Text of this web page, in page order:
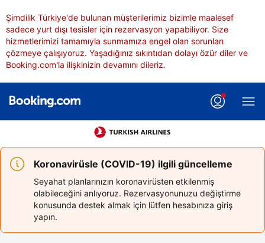
Şimdilik Türkiye'de bulunan müşterilerimiz bizimle maalesef
sadece yurt dışı tesisler için rezervasyon yapabiliyor. Size
hizmetlerimizi tamamıyla sunmamıza engel olan sorunları
çözmeye çalışıyoruz. Yaşadığınız sıkıntıdan dolayı özür diler ve
Booking.com'la ilişkinizin devamını dileriz.
Koronavirüsle (COVID-19) ilgili güncelleme
Seyahat planlarınızın koronavirüsten etkilenmiş
olabileceğini anlıyoruz. Rezervasyonunuzu değiştirme
konusunda destek almak için lütfen hesabınıza giriş
yapın.